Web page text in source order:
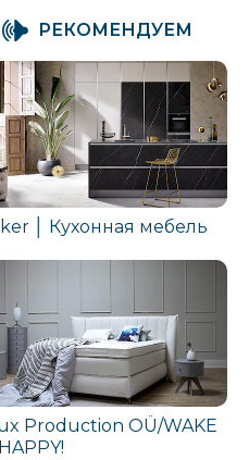
Põrand OÜ │ Woodengold
Woodengold
так, чтобы
скандинавском
из дуба и ясеня
Мы
PЕКОМЕНДУЕМ
│ Кухонная мебель
Production OÜ/WAKE